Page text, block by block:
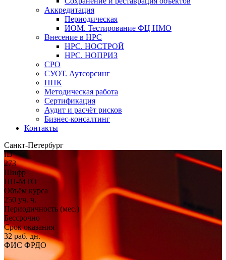
Аккредитация
Периодическая
ИОМ. Тестирование ФЦ НМО
Внесение в НРС
НРС. НОСТРОЙ
НРС. НОПРИЗ
СРО
СУОТ. Аутсорсинг
ППК
Методическая работа
Сертификация
Аудит и расчёт рисков
Бизнес-консалтинг
Контакты
Санкт-Петербург
ID
273
Шифр
ПП-МТО
Объём курса
250 уч. ч.
Периодичность (мес.)
Бессрочно
Срок оказания
32 раб. дн.
ФИС ФРДО